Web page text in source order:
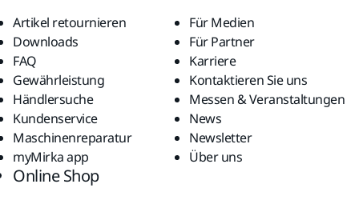
Artikel retournieren
Downloads
FAQ
Gewährleistung
Händlersuche
Kundenservice
Maschinenreparatur
myMirka app
Für Medien
Für Partner
Karriere
Kontaktieren Sie uns
Messen & Veranstaltungen
News
Newsletter
Über uns
Online Shop